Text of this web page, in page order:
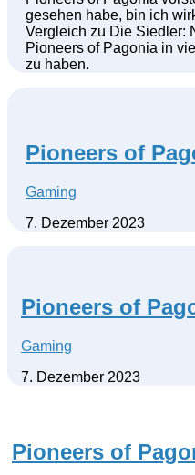
gesehen habe, bin ich
Vergleich zu Die Siedler:
Pioneers of Pagonia in
zu haben.
Pioneers of
Gaming
7. Dezember 2023
Pioneers of
Gaming
7. Dezember 2023
Pioneers of